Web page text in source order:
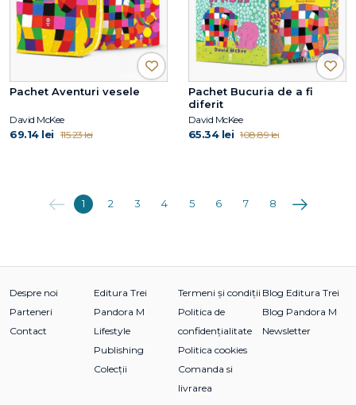
Pachet Aventuri vesele
David McKee
69.14 lei 115.23 lei
Pachet Bucuria de a fi
diferit
David McKee
65.34 lei 108.89 lei
Anterioara
1 2 3 4 5 6 7 8 Următoarea
Despre noi
Parteneri
Contact
Editura Trei
Pandora M
Lifestyle
Publishing
Colecții
Termeni și condiții
Politica de
confidențialitate
Politica cookies
Comanda si
livrarea
Blog Editura Trei
Blog Pandora M
Newsletter